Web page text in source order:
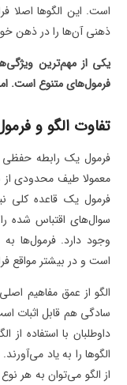
است. این الگوها اصلا
ذهنی آن‌ها را در ذهن
یکی از مهم‌ترین
فرمول‌های متنوع است.
تفاوت الگو و
فرمول یک رابطه
معمولا طیف محدودی
فرمول یک قاعده کلی
سوال‌های اقتباس شده
وجود دارد. فرمول‌ها
است و در بیشتر مواقع
الگو از عمق مفاهیم
سادگی هم قابل اثبات
الگوها را به یاد
از الگو می‌توان به هر